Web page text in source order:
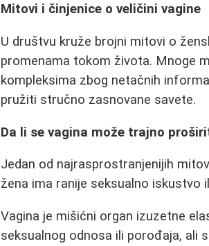
Mitovi i činjenice o veličini vagine
U društvu kruže brojni mitovi o
promenama tokom života. Mnoge
kompleksima zbog netačnih
pružiti stručno zasnovane savete.
Da li se vagina može trajno
Jedan od najrasprostranjenijih
žena ima ranije seksualno iskustvo
Vagina je mišićni organ izuzetne
seksualnog odnosa ili porođaja, ali